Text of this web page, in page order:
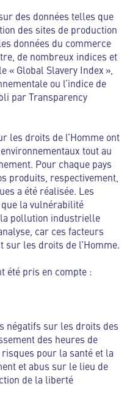
des données telles que
des sites de production
données du commerce
de nombreux indices et
« Global Slavery Index »,
ou l’indice de
par Transparency
les droits de l’Homme ont
tout au
Pour chaque pays
produits, respectivement,
a été réalisée. Les
la vulnérabilité
la pollution industrielle
car ces facteurs
sur les droits de l’Homme.
été pris en compte :
négatifs sur les droits des
des heures de
pour la santé et la
et abus sur le lieu de
de la liberté